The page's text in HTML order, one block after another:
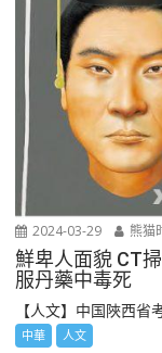
2024-03-29 熊猫
鮮卑人面貌 CT
服丹藥中毒死
【人文】中国陜西省
中華 人文